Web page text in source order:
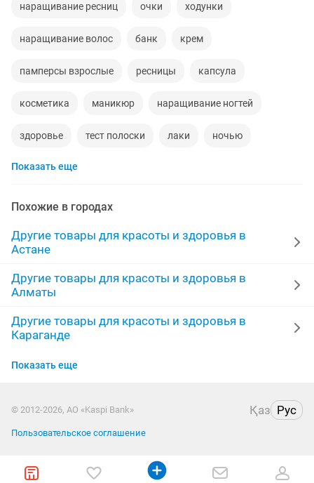
наращивание ресниц очки ходунки
наращивание волос банк крем
памперсы взрослые ресницы капсула
косметика маникюр наращивание ногтей
здоровье тест полоски лаки ночью
жиры капсулы похудения
продать набор изо коррекция капсулы для
2 3
slim женщина волосы для наращивания
комплект
Показать еще
Похожие в городах
Другие товары для красоты и здоровья в
Астане
Другие товары для красоты и здоровья в
Алматы
Другие товары для красоты и здоровья в
Караганде
Другие товары для красоты и здоровья в
Другие товары для красоты и здоровья в
Показать еще
© 2012-2026, АО «Kaspi Bank» Қаз Рус
Пользовательское соглашение